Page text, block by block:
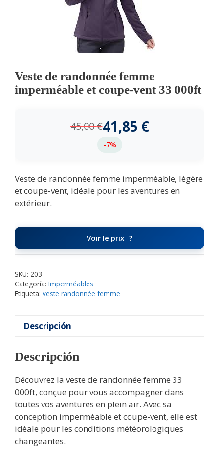
Veste de randonnée femme
imperméable et coupe-vent 33 000ft
45,00€41,85 €
-7%
Veste de randonnée femme imperméable, légère
et coupe-vent, idéale pour les aventures en
extérieur.
Voir le prix
SKU: 203
Categoría: Imperméables
Etiqueta: veste randonnée femme
Descripción
Descripción
Découvrez la veste de randonnée femme 33
000ft, conçue pour vous accompagner dans
toutes vos aventures en plein air. Avec sa
conception imperméable et coupe-vent, elle est
idéale pour les conditions météorologiques
changeantes.